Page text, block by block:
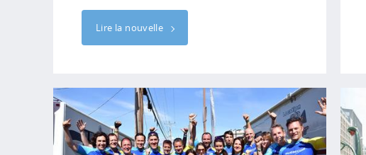
Lire la nouvelle